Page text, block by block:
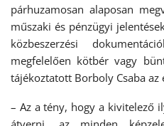
párhuzamosan alaposan
műszaki és pénzügyi
közbeszerzési
megfelelően kötbér vagy
tájékoztatott Borboly Csaba az
– Az a tény, hogy a kivitelező